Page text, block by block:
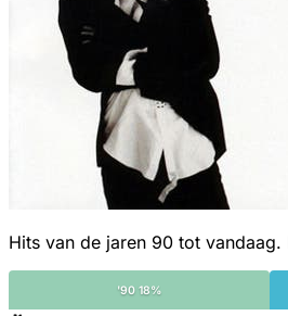
Hits van de jaren 90 tot
'90 18%